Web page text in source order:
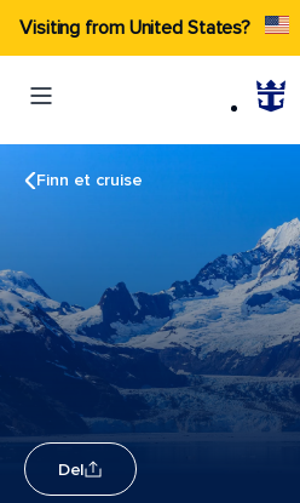
Visiting from United States?
Finn et cruise
Del